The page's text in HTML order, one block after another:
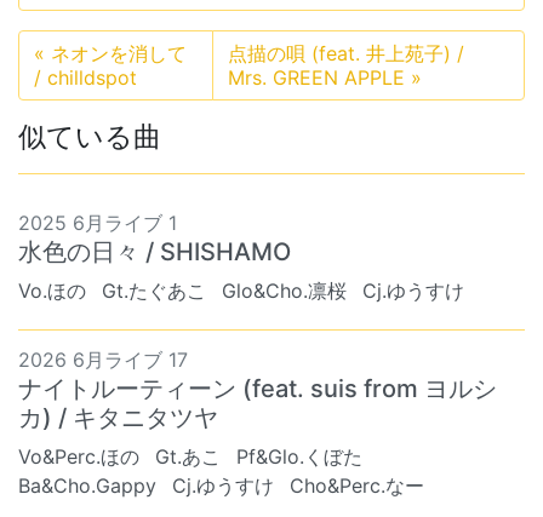
« ネオンを消して
/ chilldspot
点描の唄 (feat. 井上苑子) /
Mrs. GREEN APPLE »
似ている曲
2025 6月ライブ 1
水色の日々 / SHISHAMO
Vo.ほの Gt.たぐあこ Glo&Cho.凛桜 Cj.ゆうすけ
2026 6月ライブ 17
ナイトルーティーン (feat. suis from ヨルシ
カ) / キタニタツヤ
Vo&Perc.ほの Gt.あこ
Pf&Glo.くぼた
Ba&Cho.Gappy
Cj.ゆうすけ Cho&Perc.なー